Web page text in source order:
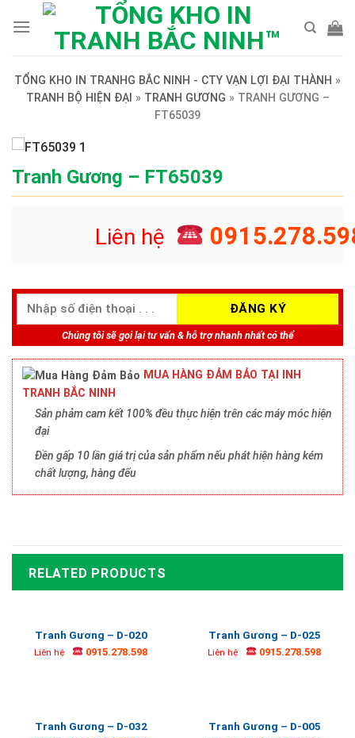
TỔNG KHO IN TRANHG BẮC NINH - CTY VẠN LỢI ĐẠI THÀNH »
TRANH BỘ HIỆN ĐẠI » TRANH GƯƠNG » TRANH GƯƠNG –
FT65039
Tranh Gương – FT65039
Liên hệ
Chúng tôi sẽ gọi lại tư vấn & hỗ trợ nhanh nhất có thể
MUA HÀNG ĐẢM BẢO TẠI INH
TRANH BẮC NINH
Sản phảm cam kết 100% đều thực hiện trên các máy móc hiện
đại
Đền gấp 10 lần giá trị của sản phẩm nếu phát hiện hàng kém
chất lượng, hàng đểu
RELATED PRODUCTS
Tranh Gương – D-020
Liên hệ 0915.278.598
Tranh Gương – D-025
Liên hệ 0915.278.598
Tranh Gương – D-032 Tranh Gương – D-005